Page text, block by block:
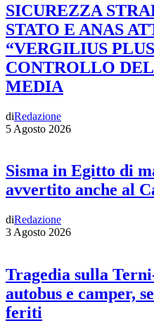
SICUREZZA
STATO E ANAS
“VERGILIUS
CONTROLLO
MEDIA
diRedazione
5 Agosto 2026
Sisma in Egitto di
avvertito anche al
diRedazione
3 Agosto 2026
Tragedia sulla
autobus e camper,
feriti